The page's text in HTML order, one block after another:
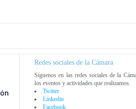
Redes sociales de la Cámara
Síguenos en las redes sociales de la
los eventos y actividades que realizamos.
Twitter
Linkedin
Facebook